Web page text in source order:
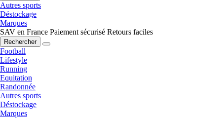
Autres sports
Déstockage
Marques
SAV en France Paiement sécurisé Retours faciles
Rechercher
Football
Lifestyle
Running
Equitation
Randonnée
Autres sports
Déstockage
Marques